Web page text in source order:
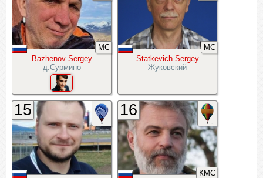
Bazhenov Sergey
д.Сурмино
МС
Statkevich Sergey
Жуковский
МС
15
КМС
16